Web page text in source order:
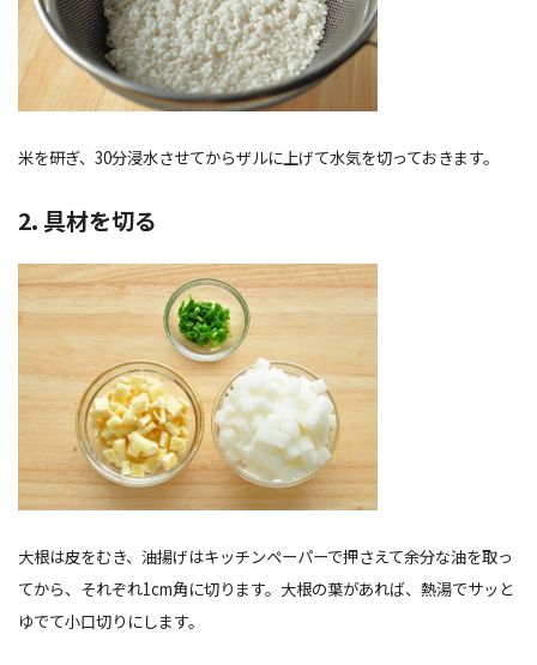
米を研ぎ、30分浸水させてからザルに 上げて水気を切っておきます。
2. 具材を切る
大根は皮をむき、油揚げはキッチンペーパーで押さえて余分な油を取っ
てから、それぞれ1cm角に切ります。大根の葉があれば、熱湯でサッと
ゆでて小口切りにします。